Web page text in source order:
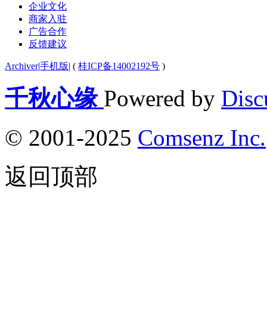
企业文化
商家入驻
广告合作
反馈建议
Archiver|手机版| ( 桂ICP备14002192号 )
千秋心缘 Powered by
© 2001-2025 Comsenz Inc.
返回顶部